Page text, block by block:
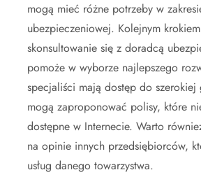
mogą mieć różne potrzeby w
ubezpieczeniowej. Kolejnym
skonsultowanie się z doradcą
pomoże w wyborze najlepszego
specjaliści mają dostęp do szerokiej
mogą zaproponować polisy, które
dostępne w Internecie. Warto
na opinie innych przedsiębiorców,
usług danego towarzystwa.